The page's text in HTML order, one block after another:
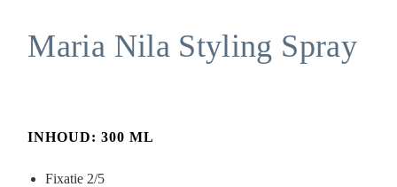
Maria Nila Styling Spray
INHOUD: 300 ML
Fixatie 2/5